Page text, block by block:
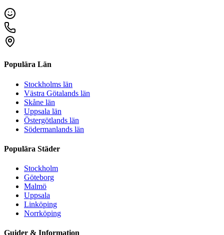
Populära Län
Stockholms län
Västra Götalands län
Skåne län
Uppsala län
Östergötlands län
Södermanlands län
Populära Städer
Stockholm
Göteborg
Malmö
Uppsala
Linköping
Norrköping
Guider & Information